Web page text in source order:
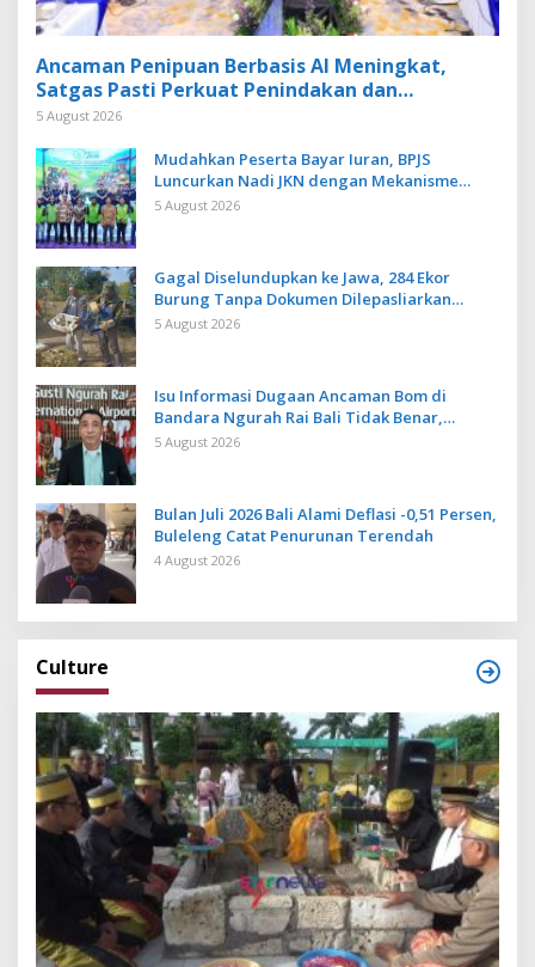
Ancaman Penipuan Berbasis AI Meningkat,
Satgas Pasti Perkuat Penindakan dan
Pengembangan Aplikasi Anti Penipuan
5 August 2026
Mudahkan Peserta Bayar Iuran, BPJS
Luncurkan Nadi JKN dengan Mekanisme
Menabung
5 August 2026
Gagal Diselundupkan ke Jawa, 284 Ekor
Burung Tanpa Dokumen Dilepasliarkan
Cegah Ancaman Penyakit
5 August 2026
Isu Informasi Dugaan Ancaman Bom di
Bandara Ngurah Rai Bali Tidak Benar,
Operasional Penerbangan Lancar
5 August 2026
Bulan Juli 2026 Bali Alami Deflasi -0,51 Persen,
Buleleng Catat Penurunan Terendah
4 August 2026
Culture